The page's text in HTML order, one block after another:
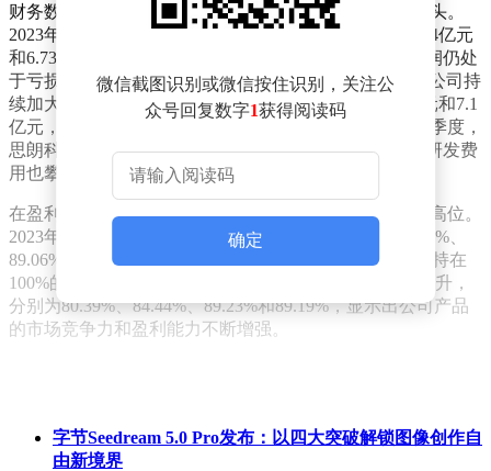
财务数据显示，思朗科技在近年来展现出强劲的增长势头。
2023年至2025年，公司分别实现营业收入2.51亿元、4.24亿元
和6.73亿元，三年累计营收超过13亿元。尽管同期净利润仍处
于亏损状态，分别为-3.19亿元、-3亿元和-4.06亿元，但公司持
续加大研发投入，研发费用分别达到2.49亿元、4.68亿元和7.1
亿元，显示出对技术创新的高度重视。进入2026年第一季度，
思朗科技继续保持增长态势，实现营收1.37亿元，同时研发费
用也攀升至2.85亿元，尽管净利润仍为-2.83亿元。
在盈利能力方面，思朗科技的主营业务毛利率持续保持高位。
2023年至2026年第一季度，毛利率分别为77.17%、84.01%、
89.06%和88.34%。其中，先进通信软件的毛利率始终保持在
100%的较高水平，而科学计算机产品的毛利率也逐年提升，
分别为80.39%、84.44%、89.23%和89.19%，显示出公司产品
的市场竞争力和盈利能力不断增强。
微信截图识别或微信按住识别，关注公
众号回复数字1获得阅读码
确定
字节Seedream 5.0 Pro发布：以四大突破解锁图像创作自
由新境界